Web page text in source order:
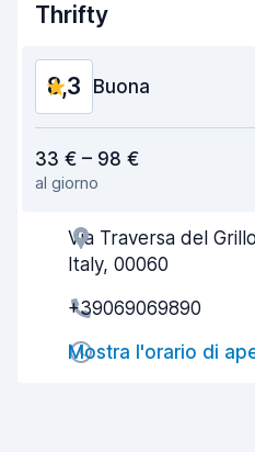
Condizioni dell'auto
Thrifty
8,3 Buona
Facile da trovare
Gentilezza degli agenti
33 € – 98 €
al giorno
Via Traversa del
Italy, 00060
+39069069890
Mostra l'orario di